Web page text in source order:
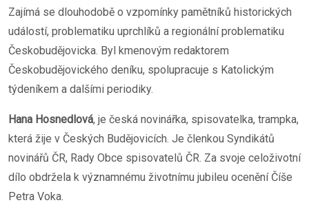
Zajímá se dlouhodobě o vzpomínky pamětníků historických
událostí, problematiku uprchlíků a regionální problematiku
Českobudějovicka. Byl kmenovým redaktorem
Českobudějovického deníku, spolupracuje s Katolickým
týdeníkem a dalšími periodiky.
Hana Hosnedlová, je česká novinářka, spisovatelka, trampka,
která žije v Českých Budějovicích. Je členkou Syndikátů
novinářů ČR, Rady Obce spisovatelů ČR. Za svoje celoživotní
dílo obdržela k významnému životnímu jubileu ocenění Číše
Petra Voka.